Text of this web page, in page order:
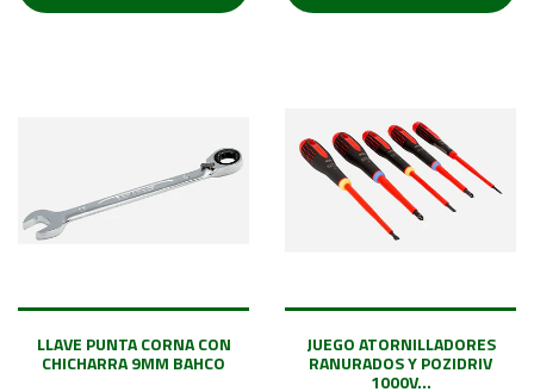
LLAVE PUNTA CORNA CON
CHICHARRA 9MM BAHCO
JUEGO ATORNILLADORES
RANURADOS Y POZIDRIV
1000V...